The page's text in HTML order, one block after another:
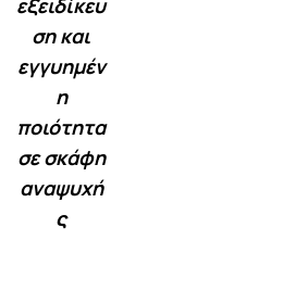
εξειδίκευ
ση και
εγγυημέν
η
ποιότητα
σε σκάφη
αναψυχή
ς